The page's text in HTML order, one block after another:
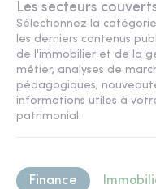
Les secteurs
Sélectionnez la
les derniers contenus
de l'immobilier et de la
métier, analyses de
pédagogiques,
informations utiles à
patrimonial.
Finance